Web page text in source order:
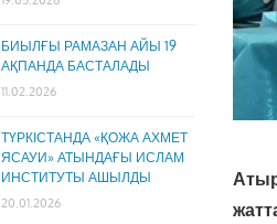
БИЫЛҒЫ РАМАЗАН АЙЫ 19
АҚПАНДА БАСТАЛАДЫ
11.02.2026
ТҮРКІСТАНДА «ҚОЖА АХМЕТ
ЯСАУИ» АТЫНДАҒЫ ИСЛАМ
ИНСТИТУТЫ АШЫЛДЫ
20.01.2026